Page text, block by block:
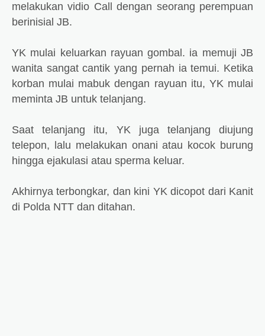
melakukan vidio Call dengan seorang perempuan
berinisial JB.
YK mulai keluarkan rayuan gombal. ia memuji JB
wanita sangat cantik yang pernah ia temui. Ketika
korban mulai mabuk dengan rayuan itu, YK mulai
meminta JB untuk telanjang.
Saat telanjang itu, YK juga telanjang diujung
telepon, lalu melakukan onani atau kocok burung
hingga ejakulasi atau sperma keluar.
Akhirnya terbongkar, dan kini YK dicopot dari Kanit
di Polda NTT dan ditahan.